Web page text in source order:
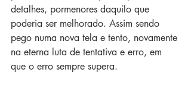
detalhes, pormenores daquilo que
poderia ser melhorado. Assim sendo
pego numa nova tela e tento, novamente
na eterna luta de tentativa e erro, em
que o erro sempre supera.